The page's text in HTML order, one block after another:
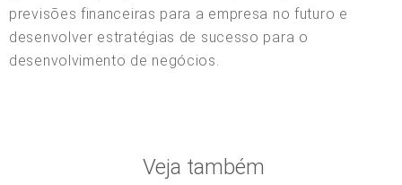
previsões financeiras para a empresa no futuro e
desenvolver estratégias de sucesso para o
desenvolvimento de negócios.
Veja também